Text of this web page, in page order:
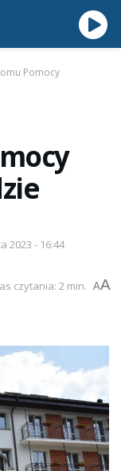
Pomocy
2023 - 16:44
czytania: 2 min. AA